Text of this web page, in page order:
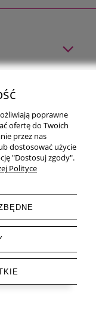
poprawne
ofertę do Twoich
przez nas
dostosować użycie
"Dostosuj zgody".
Polityce